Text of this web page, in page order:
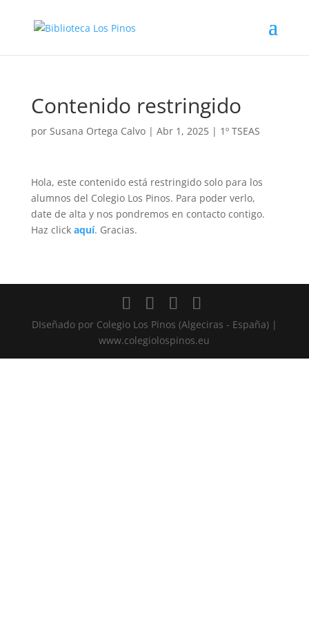
Contenido restringido
por Susana Ortega Calvo| Abr 1, 2025| 1º TSEAS
Hola, este contenido está restringido solo para los
alumnos del Colegio Los Pinos. Para poder verlo,
date de alta y nos pondremos en contacto contigo.
Haz click aquí. Gracias.
DIseñado por Colegio Los Pinos (Algeciras - España) |
www.colegiolospinos.eu